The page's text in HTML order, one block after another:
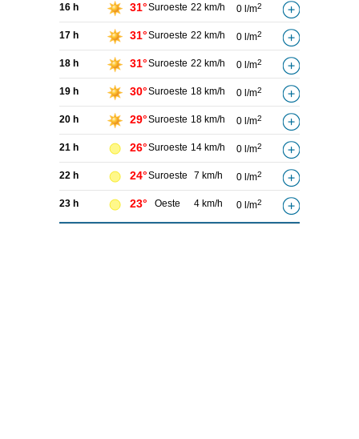
16 h 31°Suroeste 22 km/h 0 l/m2
17 h 31°Suroeste 22 km/h 0 l/m2
18 h 31°Suroeste 22 km/h 0 l/m2
19 h 30°Suroeste 18 km/h 0 l/m2
20 h 29°Suroeste 18 km/h 0 l/m2
21 h 26°Suroeste 14 km/h 0 l/m2
22 h 24°Suroeste 7 km/h 0 l/m2
23 h 23° Oeste 4 km/h 0 l/m2